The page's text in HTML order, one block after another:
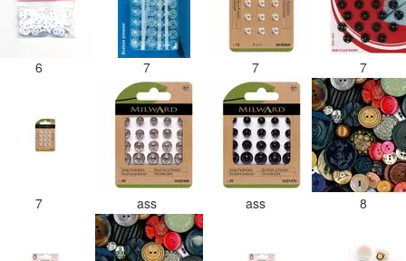
6 7 7 7
7 ass ass 8